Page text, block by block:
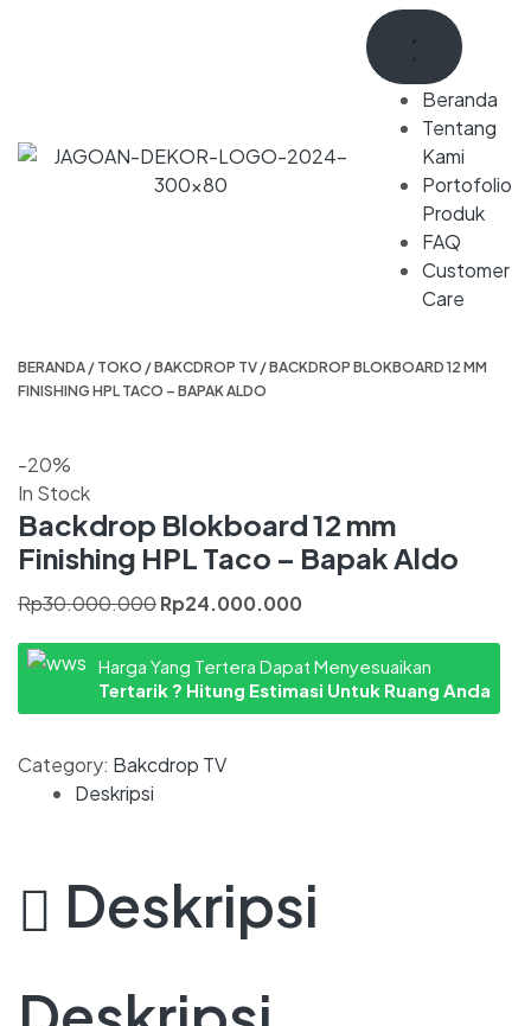
Beranda
Tentang
Kami
Portofolio
Produk
FAQ
Customer
Care
BERANDA / TOKO /BAKCDROP TV / BACKDROP BLOKBOARD 12 MM
FINISHING HPL TACO – BAPAK ALDO
-20%
In Stock
Backdrop Blokboard 12 mm
Finishing HPL Taco – Bapak Aldo
Rp30.000.000Rp24.000.000
Harga Yang Tertera Dapat Menyesuaikan
Tertarik ? Hitung Estimasi Untuk Ruang Anda
Category: Bakcdrop TV
Deskripsi
Deskripsi